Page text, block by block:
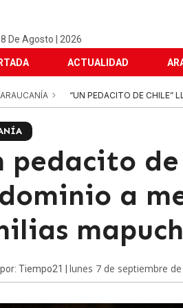
De Agosto | 2026
ACTUALIDAD
ARAUCANÍA “UN PEDACITO DE CHILE”
pedacito
a
Tiempo21 | lunes 7 de septiembre